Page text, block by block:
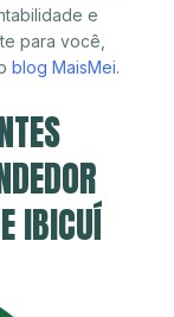
e
para você,
blog MaisMei.
IBICUÍ